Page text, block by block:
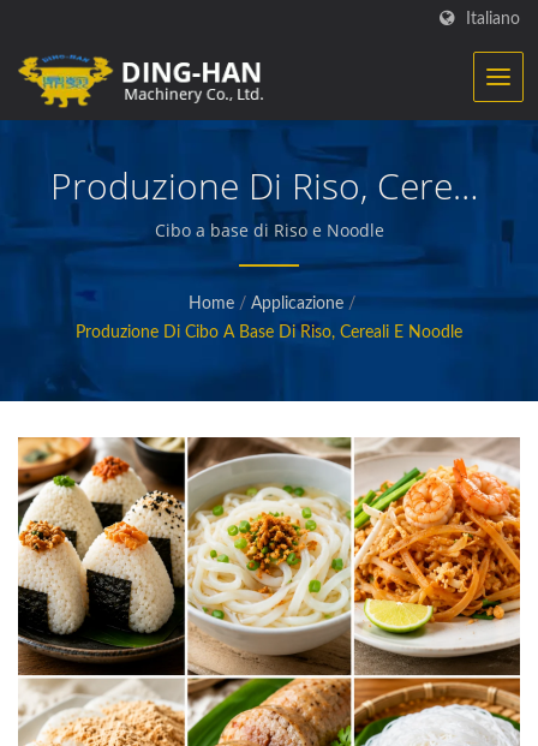
Italiano
Produzione Di Riso, Cereali
E Pasta
Cibo a base di Riso e Noodle
Home / Applicazione /
Produzione Di Cibo A Base Di Riso, Cereali E Noodle